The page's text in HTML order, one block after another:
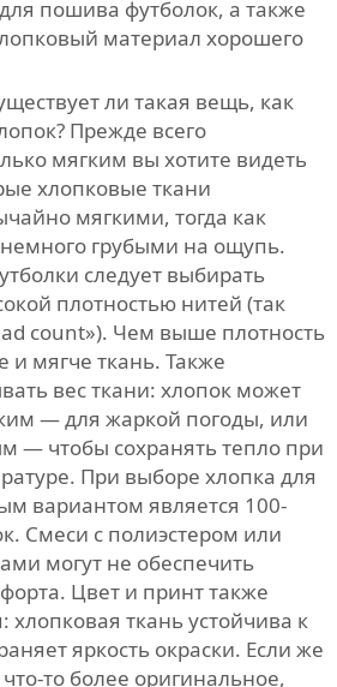
пошива футболок, а также
материал хорошего
ли такая вещь, как
Прежде всего
мягким вы хотите видеть
хлопковые ткани
мягкими, тогда как
грубыми на ощупь.
следует выбирать
плотностью нитей (так
count»). Чем выше плотность
и мягче ткань. Также
вес ткани: хлопок может
— для жаркой погоды, или
— чтобы сохранять тепло при
При выборе хлопка для
вариантом является 100-
Смеси с полиэстером или
могут не обеспечить
Цвет и принт также
ткань устойчива к
яркость окраски. Если же
то более оригинальное,